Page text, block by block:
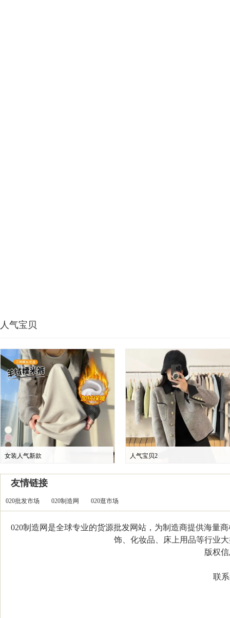
人气宝贝
女装人气新款 人气宝贝2
友情链接
020批发市场 020制造网 020逛市场
020制造网是全球专业的货源批发网站，为制造商提供海量
饰、化妆品、床上用品等行业
版权信
联